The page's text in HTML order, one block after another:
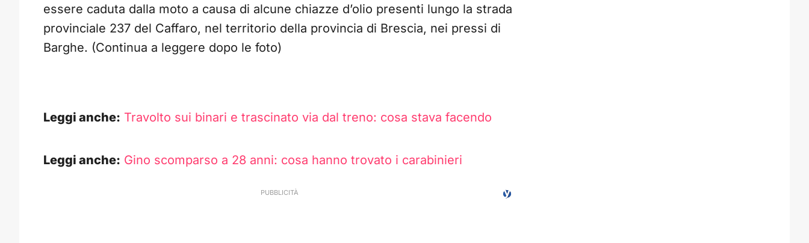
essere caduta dalla moto a causa di alcune chiazze d’olio presenti lungo la strada
provinciale 237 del Caffaro, nel territorio della provincia di Brescia, nei pressi di
Barghe. (Continua a leggere dopo le foto)
Leggi anche: Travolto sui binari e trascinato via dal treno: cosa stava facendo
Leggi anche: Gino scomparso a 28 anni: cosa hanno trovato i carabinieri